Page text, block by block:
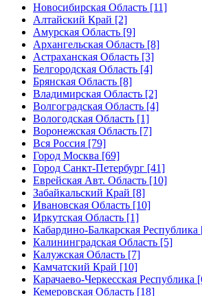
Новосибирская Область [11]
Алтайский Край [2]
Амурская Область [9]
Архангельская Область [8]
Астраханская Область [3]
Белгородская Область [4]
Брянская Область [8]
Владимирская Область [2]
Волгоградская Область [4]
Вологодская Область [1]
Воронежская Область [7]
Вся Россия [79]
Город Москва [69]
Город Санкт-Петербург [41]
Еврейская Авт. Область [10]
Забайкальский Край [8]
Ивановская Область [10]
Иркутская Область [1]
Кабардино-Балкарская Республика
Калининградская Область [5]
Калужская Область [7]
Камчатский Край [10]
Карачаево-Черкесская Республика
Кемеровская Область [18]